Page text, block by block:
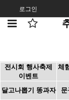
로그인
전시회 행사축제
이벤트
체
달고나뽑기 똥과자